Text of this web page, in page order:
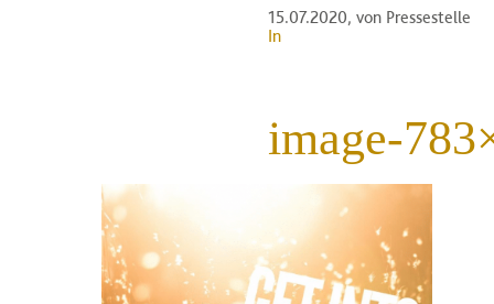
15.07.2020, von Pressestelle
In
image-